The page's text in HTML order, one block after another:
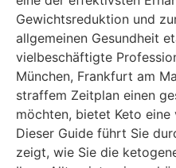
Gewichtsreduktion und
allgemeinen Gesundheit
vielbeschäftigte
München, Frankfurt am
straffem Zeitplan einen
möchten, bietet Keto eine
Dieser Guide führt Sie
zeigt, wie Sie die